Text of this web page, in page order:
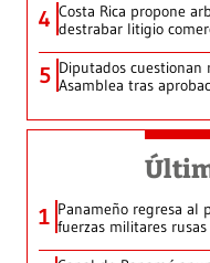
4 Costa Rica propone
destrabar litigio
5 Diputados
Asamblea tras
1 Panameño regresa al
fuerzas militares rusas